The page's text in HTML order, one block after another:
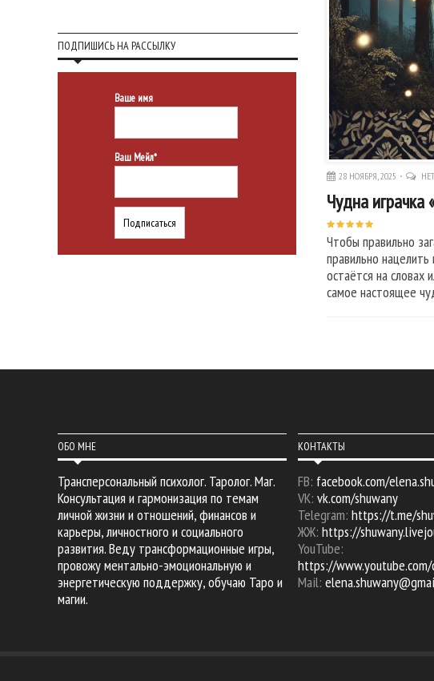
28 НОЯБРЯ, 2025
Чудна играчка
Чтобы правильно
правильно
остаётся на словах
самое настоящее
ПОДПИШИСЬ НА РАССЫЛКУ
Ваше имя
Ваш Мейл*
ОБО МНЕ
Трансперсональный психолог. Таролог. Маг.
Консультация и гармонизация по темам
личной жизни и отношений, финансов и
карьеры, личностного и социального
развития. Веду трансформационные игры,
провожу ментально-эмоциональную и
энергетическую поддержку, обучаю Таро и
магии.
КОНТАКТЫ
FB: facebook.com/
VK: vk.com/shuwany
Telegram: https://t.me/
ЖЖ: https://
YouTube:
https://
Mail: